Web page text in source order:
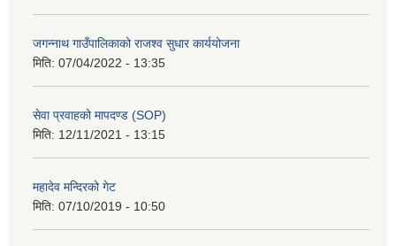
जगन्नाथ गाउँपालिकाको राजश्व सुधार कार्ययोजना
मिति: 07/04/2022 - 13:35
सेवा प्रवाहको मापदण्ड (SOP)
मिति: 12/11/2021 - 13:15
महादेव मन्दिरको गेट
मिति: 07/10/2019 - 10:50